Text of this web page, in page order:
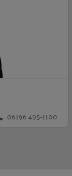
06196 495-1100